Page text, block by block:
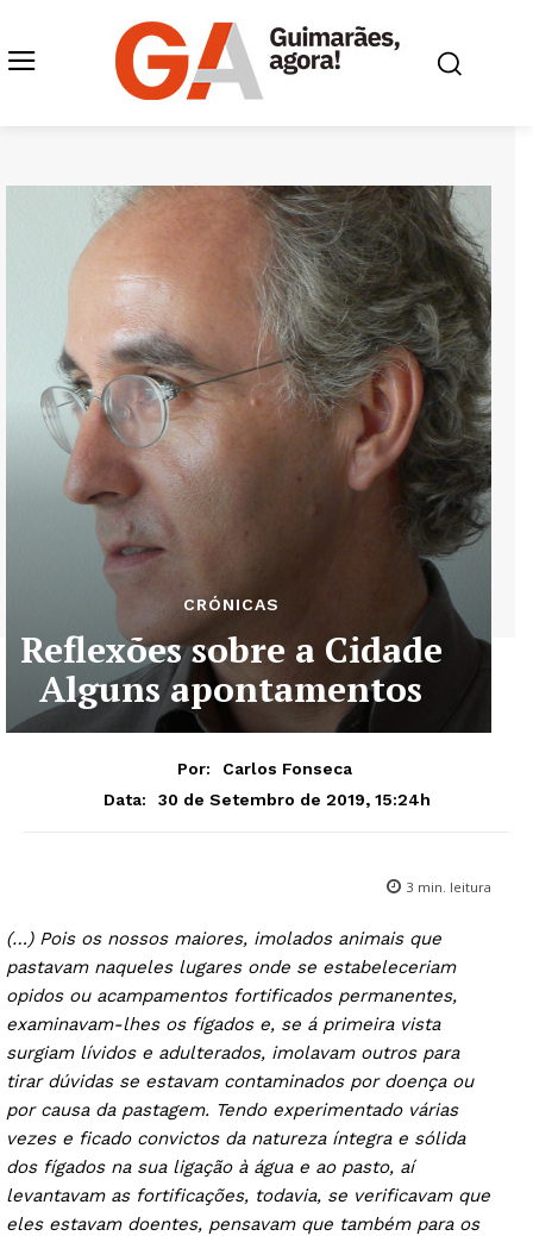
CRÓNICAS
Reflexões sobre a Cidade
Alguns apontamentos
Por:
Carlos Fonseca
Data:
30 de Setembro de 2019, 15:24h
3 min. leitura
(…) Pois os nossos maiores, imolados animais que
pastavam naqueles lugares onde se estabeleceriam
opidos ou acampamentos fortificados permanentes,
examinavam-lhes os fígados e, se á primeira vista
surgiam lívidos e adulterados, imolavam outros para
tirar dúvidas se estavam contaminados por doença ou
por causa da pastagem. Tendo experimentado várias
vezes e ficado convictos da natureza íntegra e sólida
dos fígados na sua ligação à água e ao pasto, aí
levantavam as fortificações, todavia, se verificavam que
eles estavam doentes, pensavam que também para os